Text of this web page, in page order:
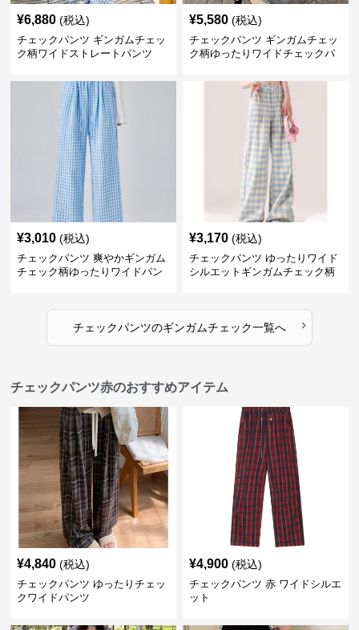
¥6,880 (税込)
チェックパンツ ギンガムチェッ
ク柄ワイドストレートパンツ
¥5,580 (税込)
チェックパンツ ギンガムチェッ
ク柄ゆったりワイドチェックパ
¥3,010 (税込)
チェックパンツ 爽やかギンガム
チェック柄ゆったりワイドパン
¥3,170 (税込)
チェックパンツ ゆったりワイド
シルエットギンガムチェック柄
チェックパンツのギンガムチェック一覧へ ›
チェックパンツ赤のおすすめアイテム
¥4,840 (税込)
チェックパンツ ゆったりチェッ
クワイドパンツ
¥4,900 (税込)
チェックパンツ 赤 ワイドシルエ
ット